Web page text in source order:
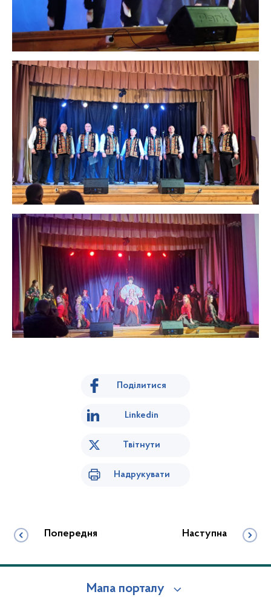
Поділитися
Linkedin
Твітнути
Надрукувати
Попередня Наступна
Мапа порталу